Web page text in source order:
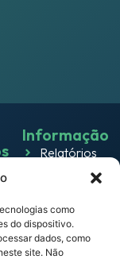
como
do dispositivo.
dados, como
site. Não
Informação
Relatórios
Política de
Política
de